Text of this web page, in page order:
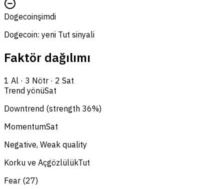
Dogecoinşimdi
Dogecoin: yeni Tut sinyali
Faktör dağılımı
1 Al · 3 Nötr · 2 Sat
Trend yönüSat
Downtrend (strength 36%)
MomentumSat
Negative, Weak quality
Korku ve AçgözlülükTut
Fear (27)